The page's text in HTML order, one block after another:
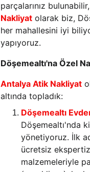
parçalarınız
Nakliyat olarak biz,
her mahallesini iyi
yapıyoruz.
Döşemealtı'na Özel
Antalya Atik Nakliyat
altında topladık:
Döşemealtı
Döşemealtı'nda
yönetiyoruz. İlk
ücretsiz ekspertiz
malzemeleriyle